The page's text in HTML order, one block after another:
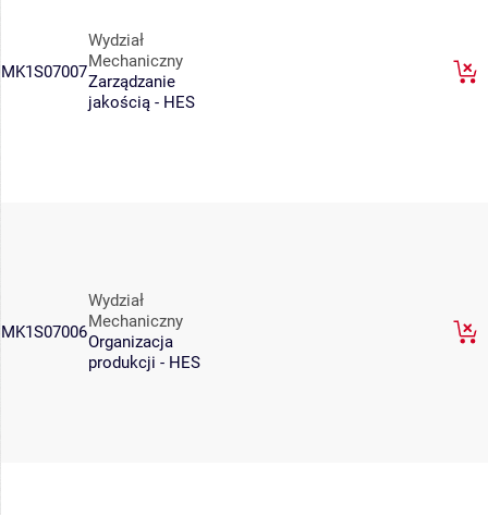
MK1S07007
Wydział
Mechaniczny
Zarządzanie
jakością - HES
MK1S07006
Wydział
Mechaniczny
Organizacja
produkcji - HES